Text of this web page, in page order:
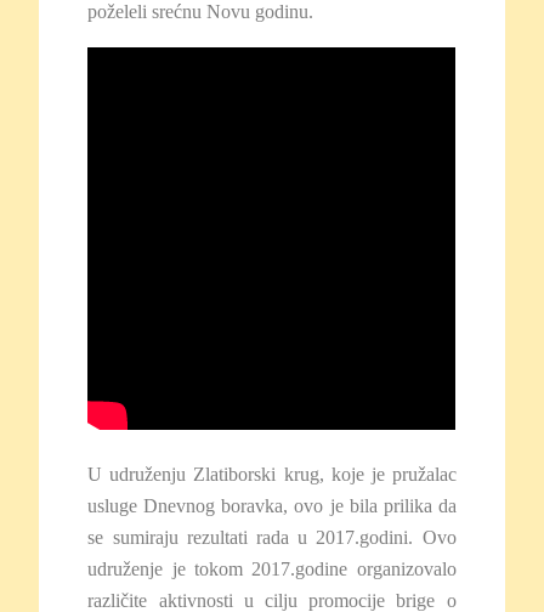
poželeli srećnu Novu godinu.
U udruženju Zlatiborski krug, koje je pružalac
usluge Dnevnog boravka, ovo je bila prilika da
se sumiraju rezultati rada u 2017.godini. Ovo
udruženje je tokom 2017.godine organizovalo
različite aktivnosti u cilju promocije brige o